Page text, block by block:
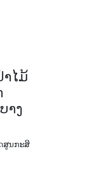
ໄມ້
າງ
ສູນກະສິ